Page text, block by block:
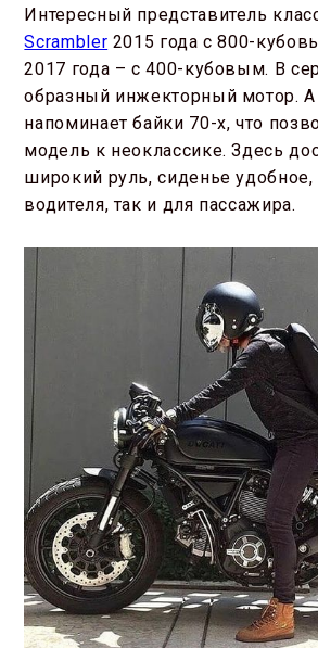
Интересный представитель
Scrambler 2015 года с 800-
2017 года – с 400-кубовым. В
образный инжекторный мотор.
напоминает байки 70-х, что
модель к неоклассике. Здесь
широкий руль, сиденье удобное,
водителя, так и для пассажира.